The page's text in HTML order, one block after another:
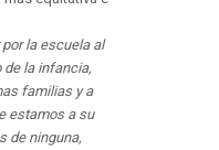
la escuela al
de la infancia,
familias y a
estamos a su
de ninguna,